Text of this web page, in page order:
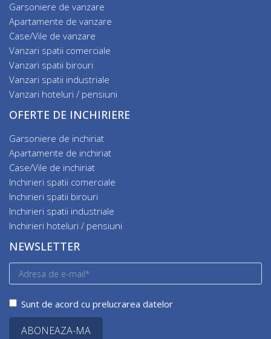
Garsoniere de vanzare
Apartamente de vanzare
Case/Vile de vanzare
Vanzari spatii comerciale
Vanzari spatii birouri
Vanzari spatii industriale
Vanzari hoteluri / pensiuni
OFERTE DE INCHIRIERE
Garsoniere de inchiriat
Apartamente de inchiriat
Case/Vile de inchiriat
Inchirieri spatii comerciale
Inchirieri spatii birouri
Inchirieri spatii industriale
Inchirieri hoteluri / pensiuni
NEWSLETTER
Sunt de acord cu prelucrarea datelor